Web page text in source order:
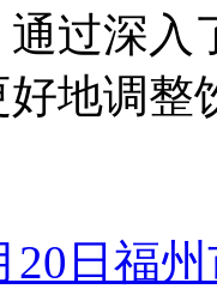
过深入
地调整
20日福